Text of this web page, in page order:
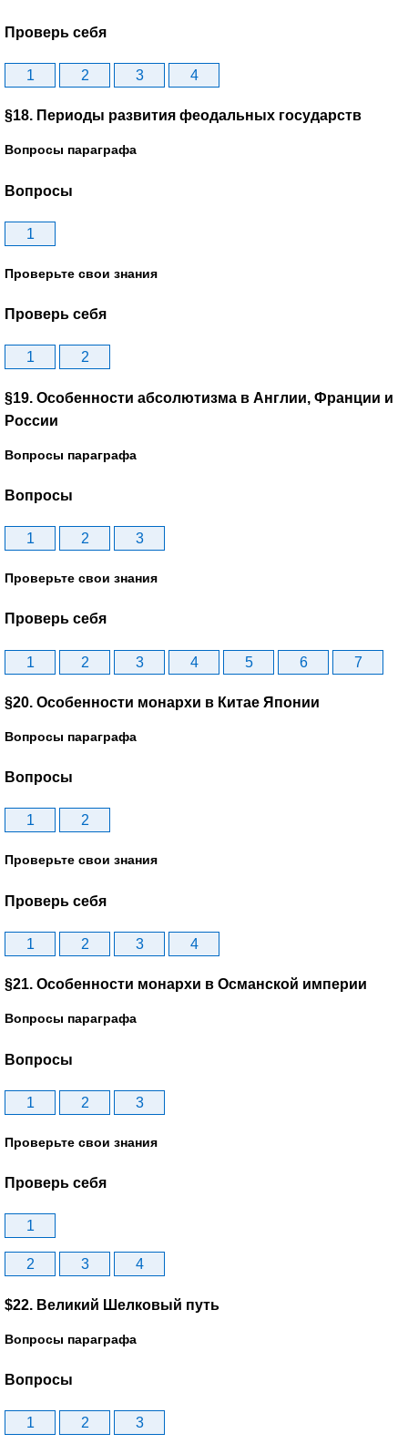
Проверь себя
1 2 3 4
§18. Периоды развития феодальных государств
Вопросы параграфа
Вопросы
1
Проверьте свои знания
Проверь себя
1 2
§19. Особенности абсолютизма в Англии, Франции и
России
Вопросы параграфа
Вопросы
1 2 3
Проверьте свои знания
Проверь себя
1 2 3 4 5 6 7
§20. Особенности монархи в Китае Японии
Вопросы параграфа
Вопросы
1 2
Проверьте свои знания
Проверь себя
1 2 3 4
§21. Особенности монархи в Османской империи
Вопросы параграфа
Вопросы
1 2 3
Проверьте свои знания
Проверь себя
1
2 3 4
$22. Великий Шелковый путь
Вопросы параграфа
Вопросы
1 2 3